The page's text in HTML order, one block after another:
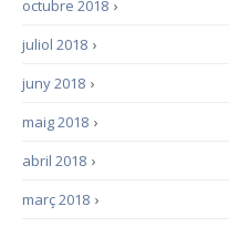
›
octubre 2018
›
juliol 2018
›
juny 2018
›
maig 2018
›
abril 2018
›
març 2018